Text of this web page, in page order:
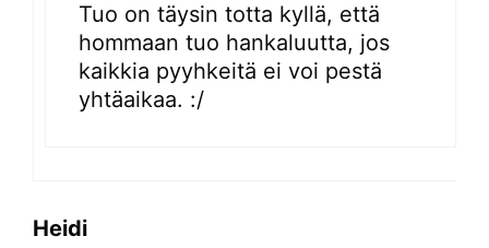
Tuo on täysin totta kyllä, että
hommaan tuo hankaluutta, jos
kaikkia pyyhkeitä ei voi pestä
yhtäaikaa. :/
Heidi